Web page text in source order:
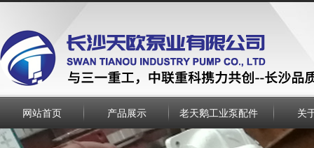
网站首页 产品展示 老天鹅工业泵配件 关